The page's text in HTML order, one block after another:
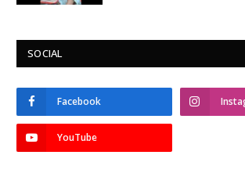
SOCIAL
Facebook
YouTube